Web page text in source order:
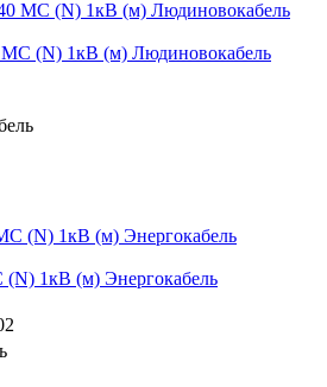
(N) 1кВ (м) Людиновокабель
1кВ (м) Энергокабель